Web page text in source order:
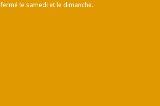
le samedi et le dimanche.